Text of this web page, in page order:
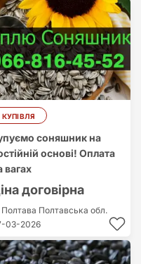
КУПІВЛЯ
соняшник на
основі! Оплата
вагах
договірна
Полтавська обл.
03-2026